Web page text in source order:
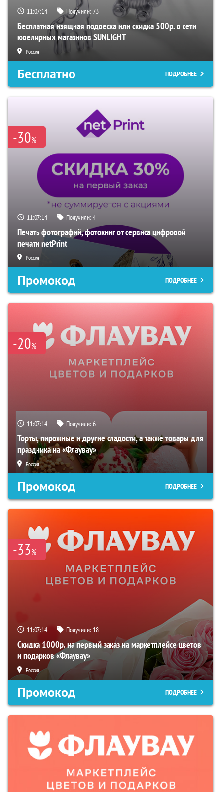
11:07:13 Получили:73
Бесплатная изящная подвеска или скидка 500р. в сети
ювелирных магазинов SUNLIGHT
Россия
Бесплатно ПОДРОБНЕЕ
-30%
11:07:13 Получили:4
Печать фотографий, фотокниг от сервиса цифровой
печати netPrint
Россия
Промокод ПОДРОБНЕЕ
-20%
11:07:13 Получили:6
Торты, пирожные и другие сладости, а также товары для
праздника на «Флаувау»
Россия
Промокод ПОДРОБНЕЕ
-33%
11:07:13 Получили: 18
Скидка 1000р. на первый заказ на маркетплейсе цветов
и подарков «Флаувау»
Россия
Промокод ПОДРОБНЕЕ